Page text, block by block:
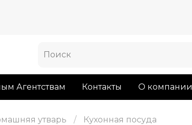
Агентствам Контакты О компании
утварь Кухонная посуда